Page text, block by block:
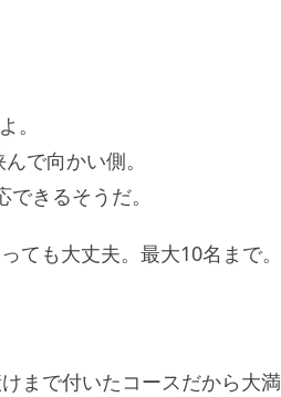
。
で向かい側。
きるそうだ。
ても大丈夫。最大10名まで。
まで付いたコースだから大満